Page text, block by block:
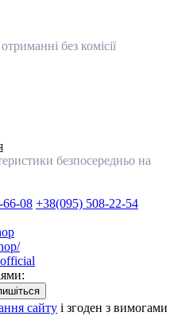
без комісії
безпосередньо на
66-08 +38(095) 508-22-54
сайту і згоден з вимогами